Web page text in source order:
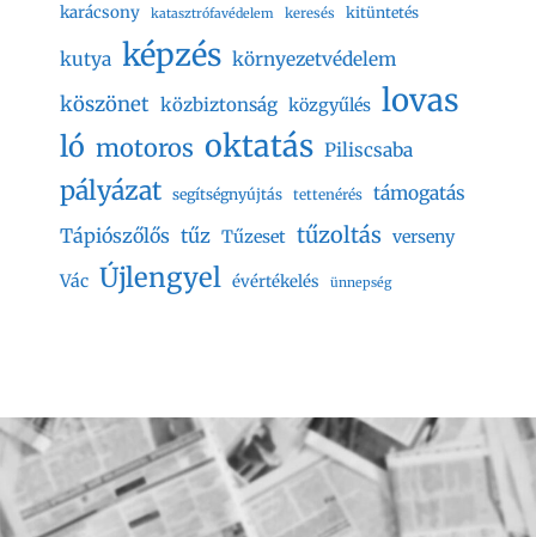
karácsony katasztrófavédelem keresés kitüntetés
kutya képzés környezetvédelem
köszönet közbiztonság közgyűlés lovas
ló motoros oktatás Piliscsaba
pályázat segítségnyújtás tettenérés támogatás
Tápiószőlős tűz Tűzeset tűzoltás verseny
Vác Újlengyel évértékelés ünnepség